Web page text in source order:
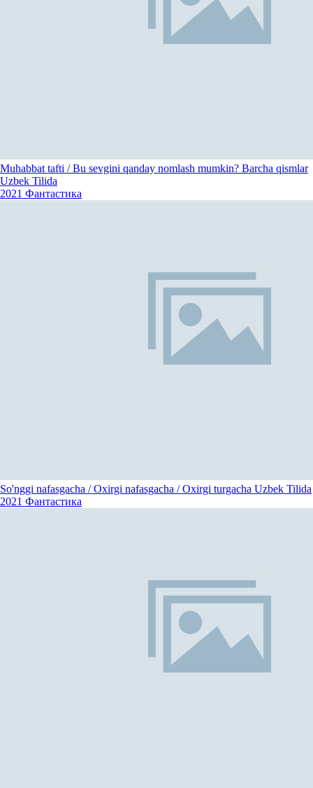
Muhabbat tafti / Bu sevgini qanday nomlash mumkin? Barcha qismlar
Uzbek Tilida
2021 Фантастика
So'nggi nafasgacha / Oxirgi nafasgacha / Oxirgi turgacha Uzbek Tilida
2021 Фантастика